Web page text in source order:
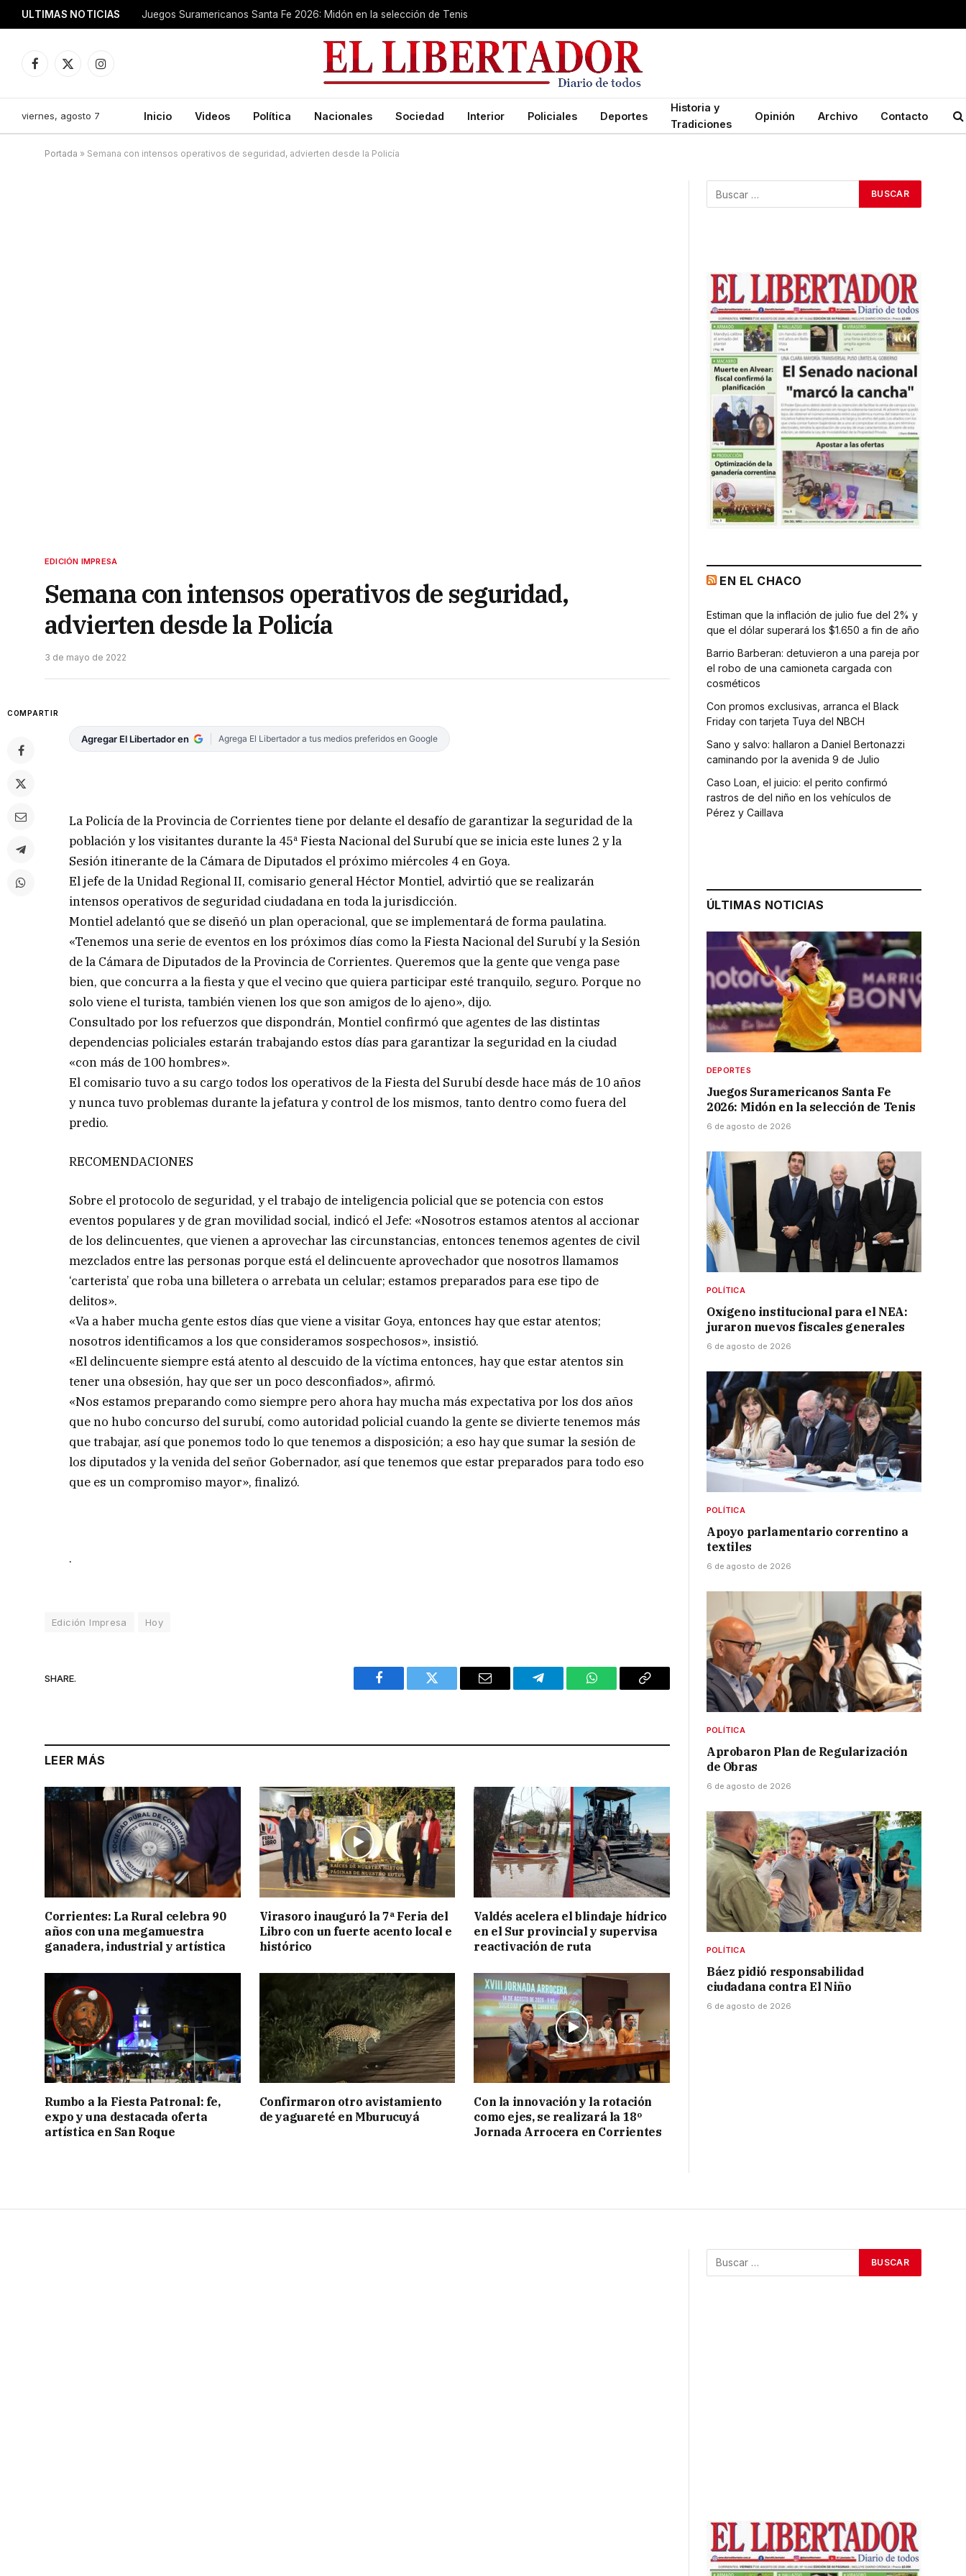
ULTIMAS NOTICIAS Juegos Suramericanos Santa Fe 2026: Midón en la selección de Tenis
Facebook
X
Instagram
viernes, agosto 7 Inicio Videos Política Nacionales Sociedad Interior Policiales Deportes
Historia y
Tradiciones
Opinión Archivo Contacto
Portada » Semana con intensos operativos de seguridad, advierten desde la Policía
EDICIÓN IMPRESA
Semana con intensos operativos de seguridad,
advierten desde la Policía
3 de mayo de 2022
COMPARTIR
Agregar El Libertador en Agrega El Libertador a tus medios preferidos en Google
La Policía de la Provincia de Corrientes tiene por delante el desafío de garantizar la seguridad de la
población y los visitantes durante la 45ª Fiesta Nacional del Surubí que se inicia este lunes 2 y la
Sesión itinerante de la Cámara de Diputados el próximo miércoles 4 en Goya.
El jefe de la Unidad Regional II, comisario general Héctor Montiel, advirtió que se realizarán
intensos operativos de seguridad ciudadana en toda la jurisdicción.
Montiel adelantó que se diseñó un plan operacional, que se implementará de forma paulatina.
«Tenemos una serie de eventos en los próximos días como la Fiesta Nacional del Surubí y la Sesión
de la Cámara de Diputados de la Provincia de Corrientes. Queremos que la gente que venga pase
bien, que concurra a la fiesta y que el vecino que quiera participar esté tranquilo, seguro. Porque no
solo viene el turista, también vienen los que son amigos de lo ajeno», dijo.
Consultado por los refuerzos que dispondrán, Montiel confirmó que agentes de las distintas
dependencias policiales estarán trabajando estos días para garantizar la seguridad en la ciudad
«con más de 100 hombres».
El comisario tuvo a su cargo todos los operativos de la Fiesta del Surubí desde hace más de 10 años
y nunca tuvo problemas durante la jefatura y control de los mismos, tanto dentro como fuera del
predio.
RECOMENDACIONES
Sobre el protocolo de seguridad, y el trabajo de inteligencia policial que se potencia con estos
eventos populares y de gran movilidad social, indicó el Jefe: «Nosotros estamos atentos al accionar
de los delincuentes, que vienen a aprovechar las circunstancias, entonces tenemos agentes de civil
mezclados entre las personas porque está el delincuente aprovechador que nosotros llamamos
‘carterista’ que roba una billetera o arrebata un celular; estamos preparados para ese tipo de
delitos».
«Va a haber mucha gente estos días que viene a visitar Goya, entonces hay que estar atentos;
nosotros identificamos a los que consideramos sospechosos», insistió.
«El delincuente siempre está atento al descuido de la víctima entonces, hay que estar atentos sin
tener una obsesión, hay que ser un poco desconfiados», afirmó.
«Nos estamos preparando como siempre pero ahora hay mucha más expectativa por los dos años
que no hubo concurso del surubí, como autoridad policial cuando la gente se divierte tenemos más
que trabajar, así que ponemos todo lo que tenemos a disposición; a eso hay que sumar la sesión de
los diputados y la venida del señor Gobernador, así que tenemos que estar preparados para todo eso
que es un compromiso mayor», finalizó.
.
Edición Impresa Hoy
SHARE.
Facebook Twitter Email Telegram WhatsAppCopy
LEER MÁS
Corrientes: La Rural celebra 90
años con una megamuestra
ganadera, industrial y artística
Virasoro inauguró la 7ª Feria del
Libro con un fuerte acento local e
histórico
Valdés acelera el blindaje hídrico
en el Sur provincial y supervisa
reactivación de ruta
Rumbo a la Fiesta Patronal: fe,
expo y una destacada oferta
artística en San Roque
Confirmaron otro avistamiento
de yaguareté en Mburucuyá
Con la innovación y la rotación
como ejes, se realizará la 18º
Jornada Arrocera en Corrientes
EN EL CHACO
Estiman que la inflación de julio fue del 2% y
que el dólar superará los $1.650 a fin de año
Barrio Barberan: detuvieron a una pareja por
el robo de una camioneta cargada con
cosméticos
Con promos exclusivas, arranca el Black
Friday con tarjeta Tuya del NBCH
Sano y salvo: hallaron a Daniel Bertonazzi
caminando por la avenida 9 de Julio
Caso Loan, el juicio: el perito confirmó
rastros de del niño en los vehículos de
Pérez y Caillava
ÚLTIMAS NOTICIAS
DEPORTES
Juegos Suramericanos Santa Fe
2026: Midón en la selección de Tenis
6 de agosto de 2026
POLÍTICA
Oxígeno institucional para el NEA:
juraron nuevos fiscales generales
6 de agosto de 2026
POLÍTICA
Apoyo parlamentario correntino a
textiles
6 de agosto de 2026
POLÍTICA
Aprobaron Plan de Regularización
de Obras
6 de agosto de 2026
POLÍTICA
Báez pidió responsabilidad
ciudadana contra El Niño
6 de agosto de 2026